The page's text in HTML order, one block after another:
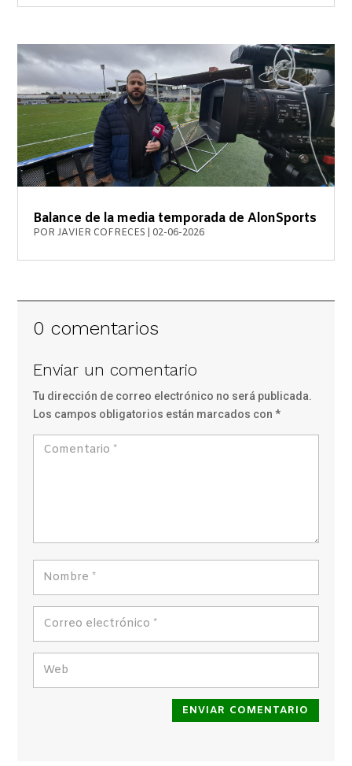
Balance de la media temporada de AlonSports
PORJAVIER COFRECES 02-06-2026
0 comentarios
Enviar un comentario
Tu dirección de correo electrónico no será publicada.
Los campos obligatorios están marcados con*
ENVIAR COMENTARIO